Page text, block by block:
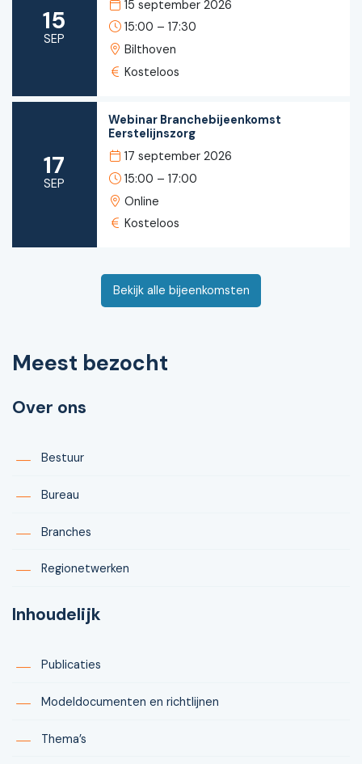
15
SEP
15 september 2026
15:00 – 17:30
Bilthoven
Kosteloos
17
SEP
Webinar Branchebijeenkomst
Eerstelijnszorg
17 september 2026
15:00 – 17:00
Online
Kosteloos
Bekijk alle bijeenkomsten
Meest bezocht
Over ons
Bestuur
Bureau
Branches
Regionetwerken
Inhoudelijk
Publicaties
Modeldocumenten en richtlijnen
Thema’s